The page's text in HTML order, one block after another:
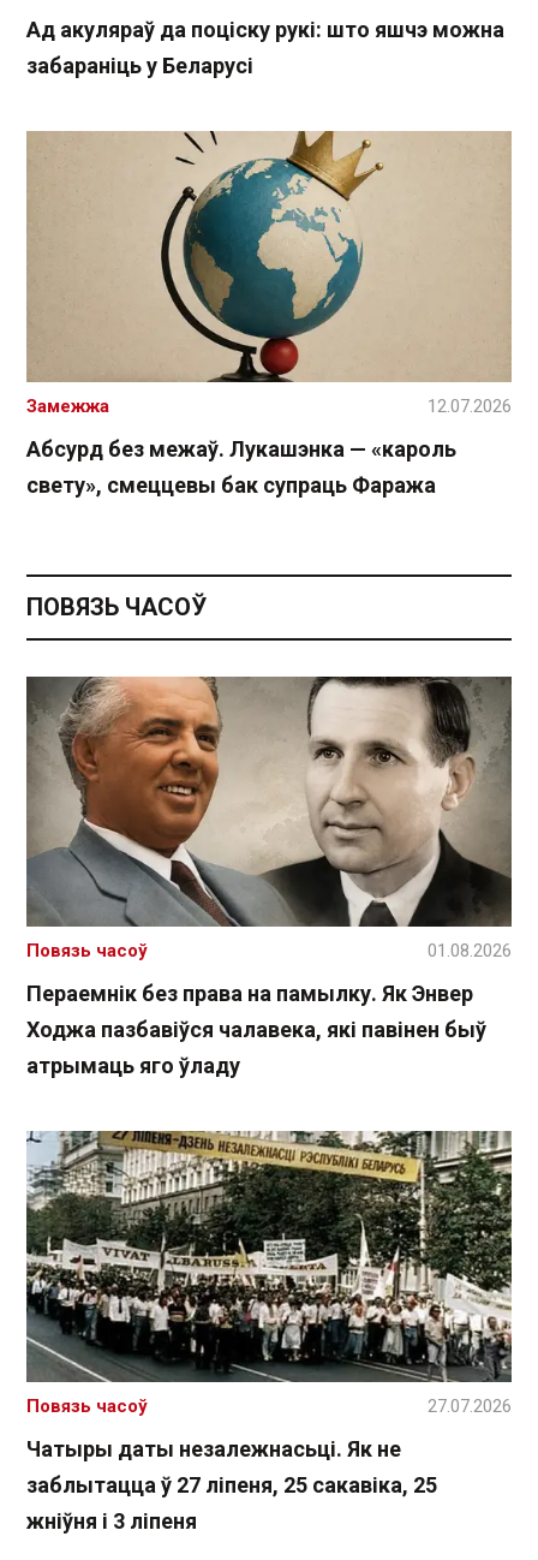
Ад акуляраў да поціску рукі: што яшчэ можна
забараніць у Беларусі
Абсурд без межаў. Лукашэнка — «кароль
свету», смеццевы бак супраць Фаража
Замежжа 12.07.2026
ПОВЯЗЬ ЧАСОЎ
Пераемнік без права на памылку. Як Энвер
Ходжа пазбавіўся чалавека, які павінен быў
атрымаць яго ўладу
Повязь часоў 01.08.2026
Чатыры даты незалежнасьці. Як не
заблытацца ў 27 ліпеня, 25 сакавіка, 25
жніўня і 3 ліпеня
Повязь часоў 27.07.2026